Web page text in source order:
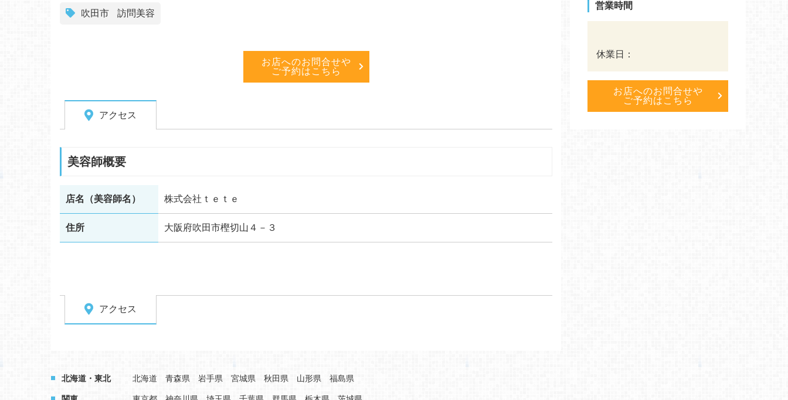
吹田市 訪問美容
お店へのお問合せや
ご予約はこちら
アクセス
美容師概要
店名（美容師名） 株式会社ｔｅｔｅ
住所 大阪府吹田市樫切山４－３
アクセス
営業時間
休業日：
お店へのお問合せや
ご予約はこちら
北海道・東北 北海道 青森県 岩手県 宮城県 秋田県 山形県 福島県